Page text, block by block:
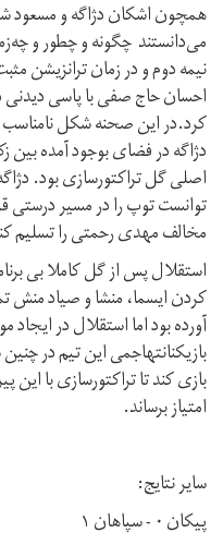
همچون اشکان دژاگه و مسعود
می‌دانستند چگونه و چطور و
نیمه دوم و در زمان ترانزیشن
احسان حاج صفی با پاسی
کرد.در این صحنه شکل
دژاگه در فضای بوجود آمده
اصلی گل تراکتورسازی بود.
توانست توپ را در مسیر درستی
مخالف مهدی رحمتی را تسلیم
استقلال پس از گل کاملا بی
کردن ایسما، منشا و صیاد منش
آورده بود اما استقلال در
بازیکنانتهاجمی این تیم در
بازی کند تا تراکتورسازی با این
امتیاز برساند.
سایر نتایج:
پیکان ۰ - سپاهان ۱